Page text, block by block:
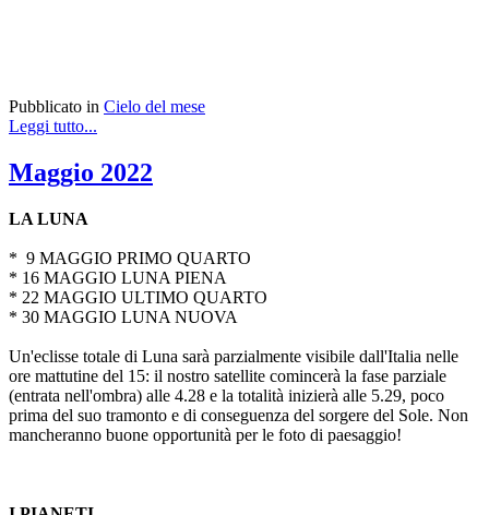
Pubblicato in Cielo del mese
Leggi tutto...
Maggio 2022
LA LUNA
* 9 MAGGIO PRIMO QUARTO
* 16 MAGGIO LUNA PIENA
* 22 MAGGIO ULTIMO QUARTO
* 30 MAGGIO LUNA NUOVA
Un'eclisse totale di Luna sarà parzialmente visibile dall'Italia nelle
ore mattutine del 15: il nostro satellite comincerà la fase parziale
(entrata nell'ombra) alle 4.28 e la totalità inizierà alle 5.29, poco
prima del suo tramonto e di conseguenza del sorgere del Sole. Non
mancheranno buone opportunità per le foto di paesaggio!